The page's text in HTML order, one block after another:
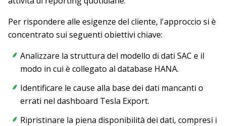
Per rispondere alle esigenze del cliente, l'approccio si è
concentrato sui seguenti obiettivi chiave:
Analizzare la struttura del modello di dati SAC e il
modo in cui è collegato al database HANA.
Identificare le cause alla base dei dati mancanti o
errati nel dashboard Tesla Export.
Ripristinare la piena disponibilità dei dati, compresi i